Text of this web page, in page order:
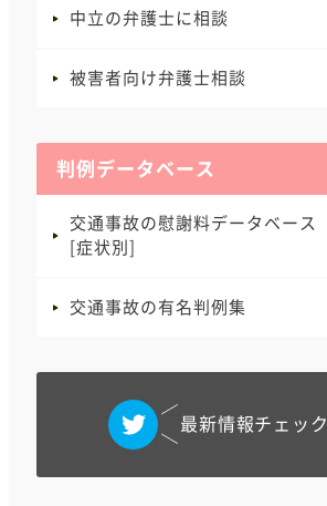
中立の弁護士に相談
被害者向け弁護士相談
判例データベース
交通事故の慰謝料データベース
[症状別]
交通事故の有名判例集
最新情報チェック